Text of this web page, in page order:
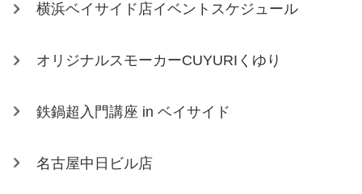
横浜ベイサイド店イベントスケジュール
オリジナルスモーカーCUYURIくゆり
鉄鍋超入門講座 in ベイサイド
名古屋中日ビル店